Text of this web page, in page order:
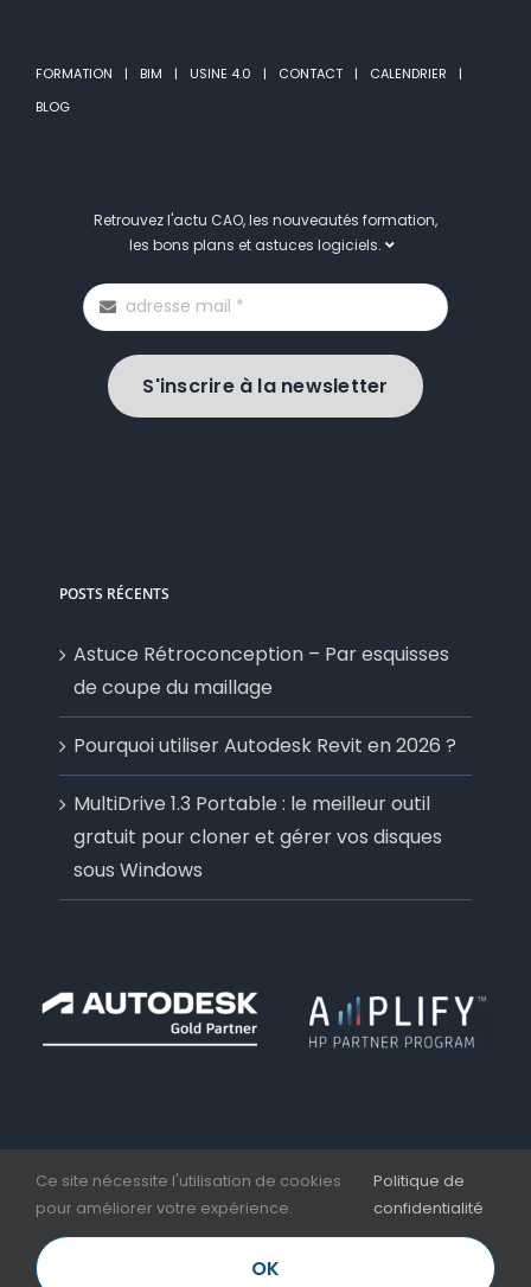
FORMATION BIM USINE 4.0 CONTACT
CALENDRIER
BLOG
Retrouvez l'actu CAO, les nouveautés formation,
les bons plans et astuces logiciels.
S'inscrire à la newsletter
POSTS RÉCENTS
Astuce Rétroconception – Par esquisses
de coupe du maillage
Pourquoi utiliser Autodesk Revit en 2026 ?
MultiDrive 1.3 Portable : le meilleur outil
gratuit pour cloner et gérer vos disques
sous Windows
LinkedInFacebookYouTube
Ce site nécessite l'utilisation de cookies
pour améliorer votre expérience.
Politique de
confidentialité
OK